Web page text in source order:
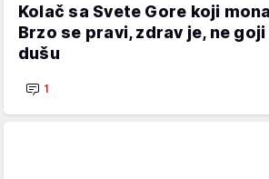
Kolač sa Svete Gore koji
Brzo se pravi, zdrav je, ne
dušu
1